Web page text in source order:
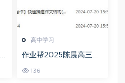
高中学习
作业帮2025陈晨高三语
班
136